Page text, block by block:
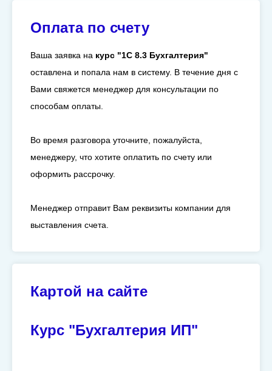
Оплата по счету
Ваша заявка на курс "1С 8.3 Бухгалтерия"
оставлена и попала нам в систему. В течение дня с
Вами свяжется менеджер для консультации по
способам оплаты.
Во время разговора уточните, пожалуйста,
менеджеру, что хотите оплатить по счету или
оформить рассрочку.
Менеджер отправит Вам реквизиты компании для
выставления счета.
Картой на сайте
Курс "Бухгалтерия ИП"